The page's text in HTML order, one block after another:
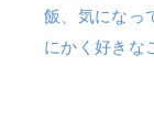
飯、気になっ
にかく好きな